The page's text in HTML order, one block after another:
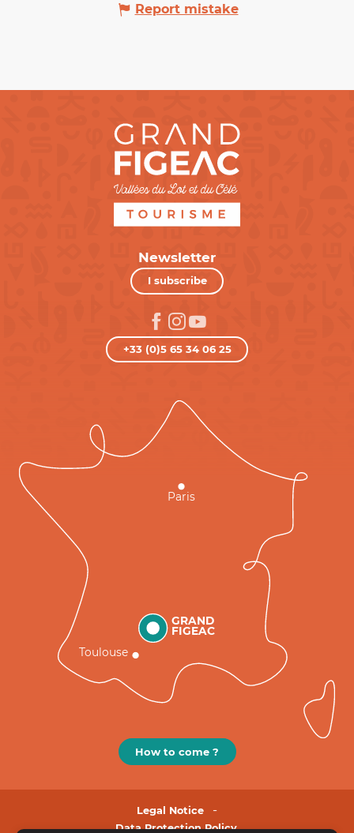
Report mistake
Newsletter
I subscribe
+33 (0)5 65 34 06 25
GRAND
FIGEAC
Toulouse
Paris
How to come ?
Legal Notice
Data Protection Policy.